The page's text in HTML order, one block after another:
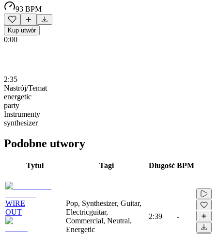
93 BPM
Kup utwór
0:00
2:35
Nastrój/Temat
energetic
party
Instrumenty
synthesizer
Podobne utwory
Tytuł Tagi Długość BPM
WIRE
OUT
Pop, Synthesizer, Guitar,
Electricguitar,
Commercial, Neutral,
Energetic
2:39 -